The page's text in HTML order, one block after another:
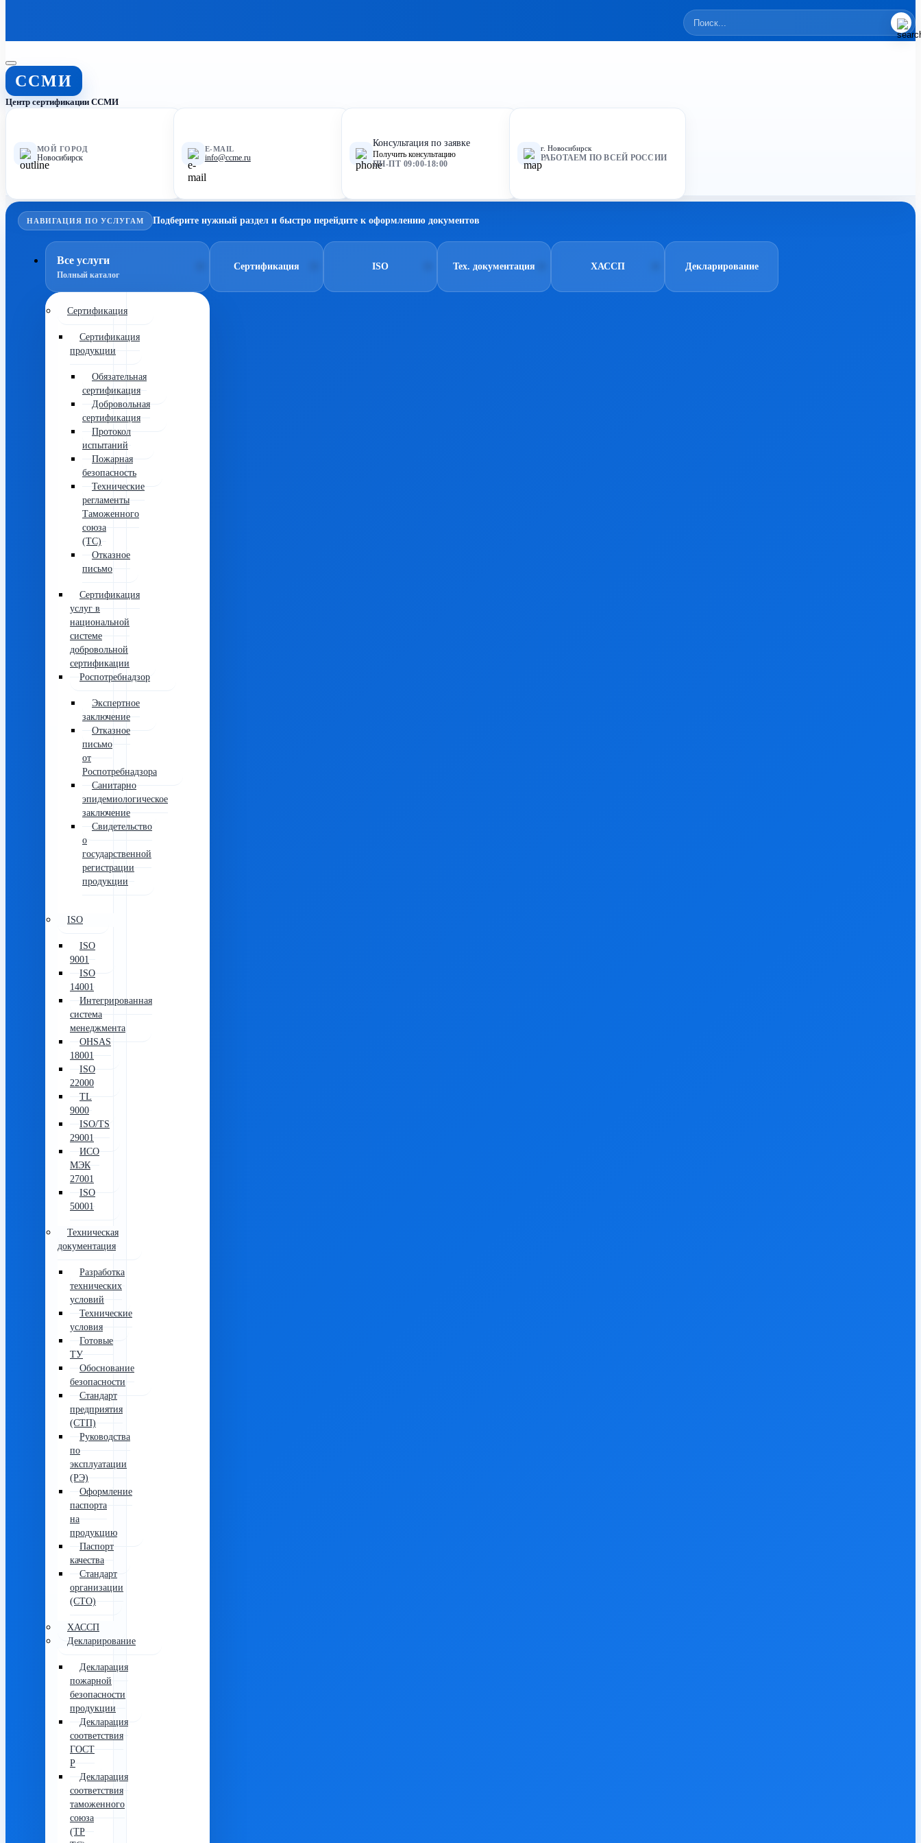
ССМИ
Центр сертификации ССМИ
МОЙ ГОРОД
Новосибирск
E-MAIL
info@ccme.ru
Консультация по заявке
Получить консультацию
ПН-ПТ 09:00-18:00
г. Новосибирск
РАБОТАЕМ ПО ВСЕЙ РОССИИ
НАВИГАЦИЯ ПО УСЛУГАМ Подберите нужный раздел и быстро перейдите к оформлению документов
Все услуги
Полный каталог
Сертификация
Сертификация
продукции
Обязательная
сертификация
Добровольная
сертификация
Протокол
испытаний
Пожарная
безопасность
Технические
регламенты
Таможенного
союза
(ТС)
Отказное
письмо
Сертификация
услуг в
национальной
системе
добровольной
сертификации
Роспотребнадзор
Экспертное
заключение
Отказное
письмо
от
Роспотребнадзора
Санитарно
эпидемиологическое
заключение
Свидетельство
о
государственной
регистрации
продукции
ISO
ISO
9001
ISO
14001
Интегрированная
система
менеджмента
OHSAS
18001
ISO
22000
TL
9000
ISO/TS
29001
ИСО
МЭК
27001
ISO
50001
Техническая
документация
Разработка
технических
условий
Технические
условия
Готовые
ТУ
Обоснование
безопасности
Стандарт
предприятия
(СТП)
Руководства
по
эксплуатации
(РЭ)
Оформление
паспорта
на
продукцию
Паспорт
качества
Стандарт
организации
(СТО)
ХАССП
Декларирование
Декларация
пожарной
безопасности
продукции
Декларация
соответствия
ГОСТ
Р
Декларация
соответствия
таможенного
союза
(ТР
Сертификация ISO Тех. документация ХАССП Декларирование